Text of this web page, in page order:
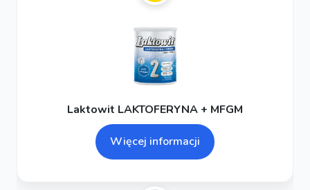
Laktowit LAKTOFERYNA + MFGM
Więcej informacji